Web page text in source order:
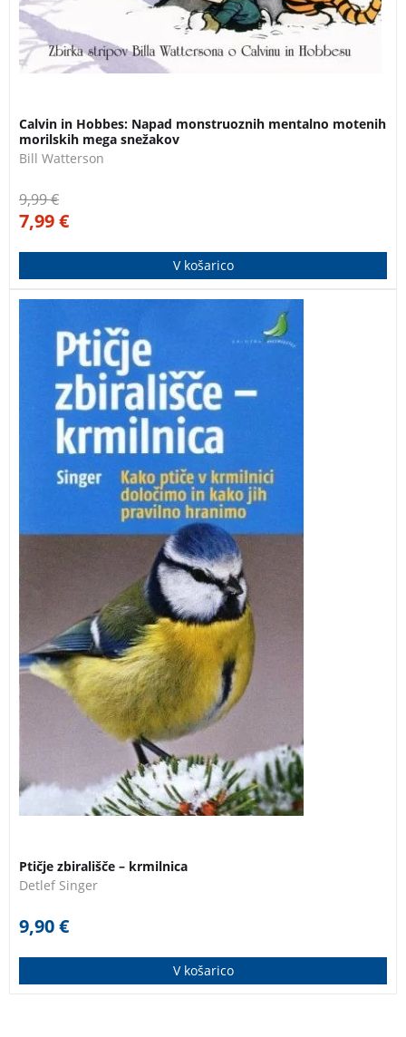
Calvin in Hobbes: Napad monstruoznih mentalno motenih
morilskih mega snežakov
Bill Watterson
9,99€
7,99€
V košarico
Kako ptiče v krmilnici določimo in kako jih pravilno
hranimo. Uporabna in priročna knjižica za vsakega
ljubitelja ptičev! Obnovljena izdaja.
Ptičje zbirališče – krmilnica
Detlef Singer
9,90€
V košarico